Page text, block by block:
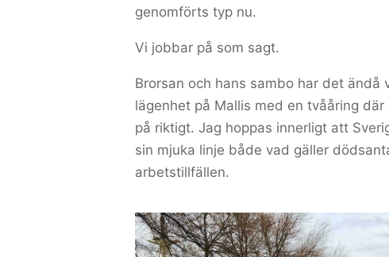
genomförts typ nu.
Vi jobbar på som sagt.
Brorsan och hans sambo har det ändå
lägenhet på Mallis med en tvååring
på riktigt. Jag hoppas innerligt att
sin mjuka linje både vad gäller
arbetstillfällen.